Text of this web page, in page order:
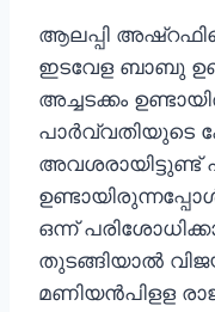
ആലപ്പി
ഇടവേള ബാബു
അച്ചടക്കം
പാര്‍വ്വതിയുടെ
ഒന്ന്
തുടങ്ങിയാല്‍
മണിയന്‍പിളള